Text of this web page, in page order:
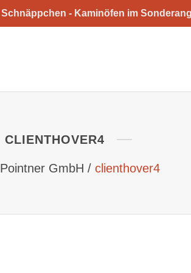
- Kaminöfen im
CLIENTHOVER4
GmbH / clienthover4